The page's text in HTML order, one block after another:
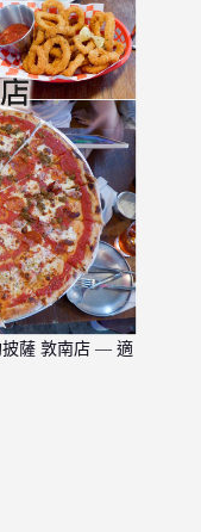
披薩 敦南店 — 適